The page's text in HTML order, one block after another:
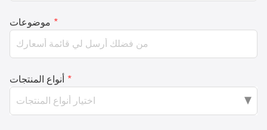
موضوعات *
أنواع المنتجات *